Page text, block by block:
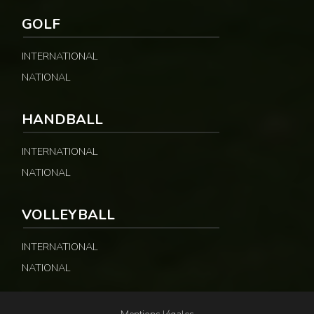
GOLF
INTERNATIONAL
NATIONAL
HANDBALL
INTERNATIONAL
NATIONAL
VOLLEYBALL
INTERNATIONAL
NATIONAL